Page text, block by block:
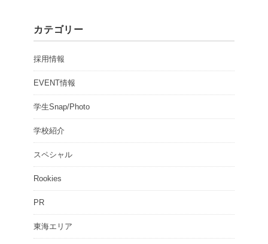
カテゴリー
採用情報
EVENT情報
学生Snap/Photo
学校紹介
スペシャル
Rookies
PR
東海エリア